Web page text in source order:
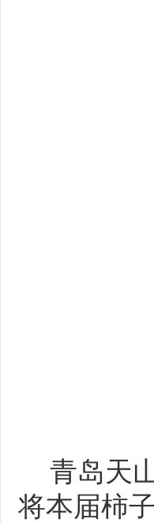
青岛天
将本届柿